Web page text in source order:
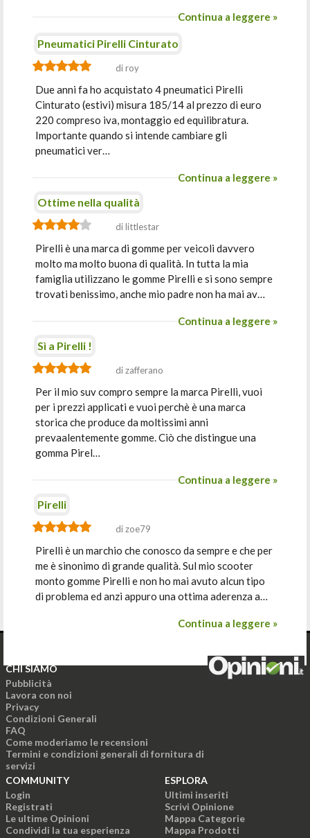
Continua a leggere »
Pneumatici Pirelli Cinturato
di roy
Due anni fa ho acquistato 4 pneumatici Pirelli
Cinturato (estivi) misura 185/14 al prezzo di euro
220 compreso iva, montaggio ed equilibratura.
Importante quando si intende cambiare gli
pneumatici ver…
Continua a leggere »
Ottime nella qualità
di littlestar
Pirelli è una marca di gomme per veicoli davvero
molto ma molto buona di qualità. In tutta la mia
famiglia utilizzano le gomme Pirelli e si sono sempre
trovati benissimo, anche mio padre non ha mai av…
Continua a leggere »
Sì a Pirelli !
di zafferano
Per il mio suv compro sempre la marca Pirelli, vuoi
per i prezzi applicati e vuoi perchè è una marca
storica che produce da moltissimi anni
prevaalentemente gomme. Ciò che distingue una
gomma Pirel…
Continua a leggere »
Pirelli
di zoe79
Pirelli è un marchio che conosco da sempre e che per
me è sinonimo di grande qualità. Sul mio scooter
monto gomme Pirelli e non ho mai avuto alcun tipo
di problema ed anzi appuro una ottima aderenza a…
Continua a leggere »
CHI SIAMO
Pubblicità
Lavora con noi
Privacy
Condizioni Generali
FAQ
Come moderiamo le recensioni
Termini e condizioni generali di fornitura di
servizi
COMMUNITY
Login
Registrati
Le ultime Opinioni
Condividi la tua esperienza
ESPLORA
Ultimi inseriti
Scrivi Opinione
Mappa Categorie
Mappa Prodotti